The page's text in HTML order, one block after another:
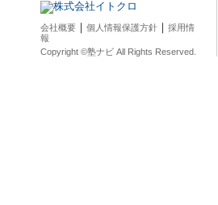
会社概要 ｜ 個人情報保護方針 ｜ 採用情
報
Copyright ©塾ナビ All Rights Reserved.